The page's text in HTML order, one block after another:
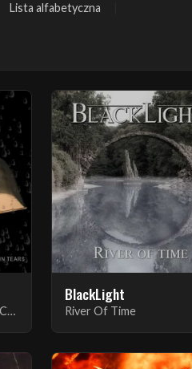
Lista alfabetyczna
Books That End In Tears [1CD Version]
BlackLight
River Of Time